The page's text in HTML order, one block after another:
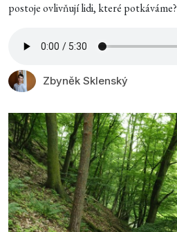
postoje ovlivňují lidi, které potkáváme?
Zbyněk Sklenský